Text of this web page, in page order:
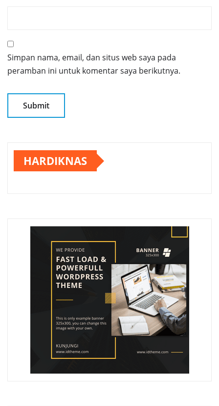
Simpan nama, email, dan situs web saya pada
peramban ini untuk komentar saya berikutnya.
HARDIKNAS